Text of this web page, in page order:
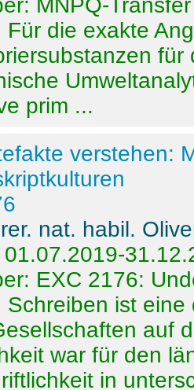
MNPQ-Transfer
Für die exakte
prim ...
verstehen:
nat. habil.
EXC 2176:
Schreiben ist
auf
war für den
in